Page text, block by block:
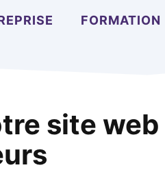
FORMATION
site